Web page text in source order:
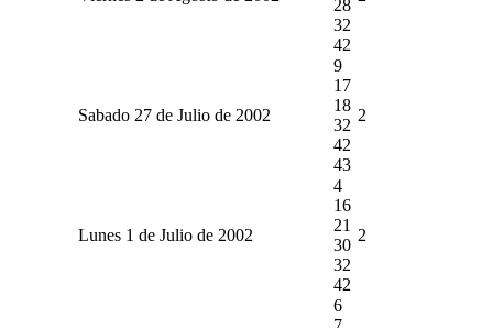
28
32
42
Sabado 27 de Julio de 2002
9
17
18
32
42
43
2
Lunes 1 de Julio de 2002
4
16
21
30
32
42
2
6